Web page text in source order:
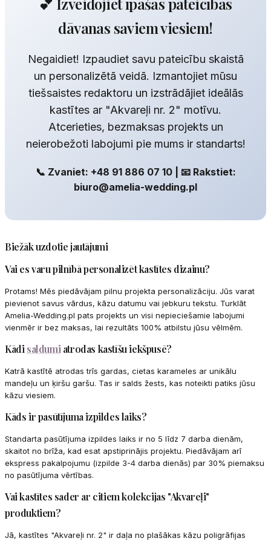
dāvanas saviem viesiem!
Negaidiet! Izpaudiet savu pateicību skaistā
un personalizētā veidā. Izmantojiet mūsu
tiešsaistes redaktoru un izstrādājiet ideālās
kastītes ar "Akvareļi nr. 2" motīvu.
Atcerieties, bezmaksas projekts un
neierobežoti labojumi pie mums ir standarts!
📞 Zvaniet: +48 91 886 07 10 | 📧 Rakstiet:
biuro@amelia-wedding.pl
Biežāk uzdotie jautājumi
Vai es varu pilnībā personalizēt kastītes dizainu?
Protams! Mēs piedāvājam pilnu projekta personalizāciju. Jūs varat
pievienot savus vārdus, kāzu datumu vai jebkuru tekstu. Turklāt
Amelia-Wedding.pl pats projekts un visi nepieciešamie labojumi
vienmēr ir bez maksas, lai rezultāts 100% atbilstu jūsu vēlmēm.
Kādi saldumi atrodas kastīšu iekšpusē?
Katrā kastītē atrodas trīs gardas, cietas karameles ar unikālu
mandeļu un ķiršu garšu. Tas ir salds žests, kas noteikti patiks jūsu
kāzu viesiem.
Kāds ir pasūtījuma izpildes laiks?
Standarta pasūtījuma izpildes laiks ir no 5 līdz 7 darba dienām,
skaitot no brīža, kad esat apstiprinājis projektu. Piedāvājam arī
ekspress pakalpojumu (izpilde 3-4 darba dienās) par 30% piemaksu
no pasūtījuma vērtības.
Vai kastītes sader ar citiem kolekcijas "Akvareļi"
produktiem?
Jā, kastītes "Akvareļi nr. 2" ir daļa no plašākas kāzu poligrāfijas